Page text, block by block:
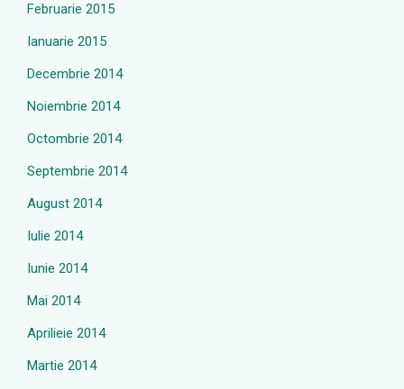
Februarie 2015
Ianuarie 2015
Decembrie 2014
Noiembrie 2014
Octombrie 2014
Septembrie 2014
August 2014
Iulie 2014
Iunie 2014
Mai 2014
Aprilieie 2014
Martie 2014